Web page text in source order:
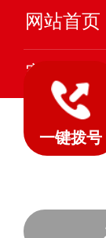
网站首页
客户案例
一键拨号